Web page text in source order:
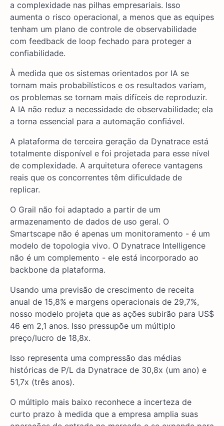
a complexidade nas pilhas empresariais. Isso
aumenta o risco operacional, a menos que as equipes
tenham um plano de controle de observabilidade
com feedback de loop fechado para proteger a
confiabilidade.
À medida que os sistemas orientados por IA se
tornam mais probabilísticos e os resultados variam,
os problemas se tornam mais difíceis de reproduzir.
A IA não reduz a necessidade de observabilidade; ela
a torna essencial para a automação confiável.
A plataforma de terceira geração da Dynatrace está
totalmente disponível e foi projetada para esse nível
de complexidade. A arquitetura oferece vantagens
reais que os concorrentes têm dificuldade de
replicar.
O Grail não foi adaptado a partir de um
armazenamento de dados de uso geral. O
Smartscape não é apenas um monitoramento - é um
modelo de topologia vivo. O Dynatrace Intelligence
não é um complemento - ele está incorporado ao
backbone da plataforma.
Usando uma previsão de crescimento de receita
anual de 15,8% e margens operacionais de 29,7%,
nosso modelo projeta que as ações subirão para US$
46 em 2,1 anos. Isso pressupõe um múltiplo
preço/lucro de 18,8x.
Isso representa uma compressão das médias
históricas de P/L da Dynatrace de 30,8x (um ano) e
51,7x (três anos).
O múltiplo mais baixo reconhece a incerteza de
curto prazo à medida que a empresa amplia suas